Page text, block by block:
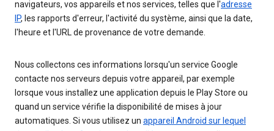
navigateurs, vos appareils et nos services, telles que l'adresse
IP, les rapports d'erreur, l'activité du système, ainsi que la date,
l'heure et l'URL de provenance de votre demande.
Nous collectons ces informations lorsqu'un service Google
contacte nos serveurs depuis votre appareil, par exemple
lorsque vous installez une application depuis le Play Store ou
quand un service vérifie la disponibilité de mises à jour
automatiques. Si vous utilisez un appareil Android sur lequel